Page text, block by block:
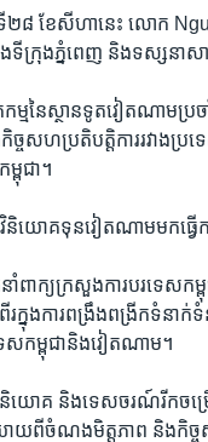
២៨ ​ខែ​សីហា​នេះ​ ​លោក
ក្រុង​ភ្នំពេញ ​និង​ទស្សនា​សា
នៃ​ស្ថានទូត​វៀតណាម​ប្រ
សហ​ប្រតិបត្តិការ​រវាង​ប្រ
ពុជា។
និយោគ​ទុន​វៀតណាម​មក​ធ្វើក
ាក្យ​ក្រសួង​ការ​បរទេស​កម្
ង​ការ​ពង្រឹង​ពង្រីក​ទំនាក់​ទំ
ស​កម្ពុជា​និងវៀតណាម។
និយោគ​ និង​ទេស​ចរណ៍​រីក​ចម្រ
ចំណង​មិត្តភាព​ និង​កិច្ច​សហ​ប្